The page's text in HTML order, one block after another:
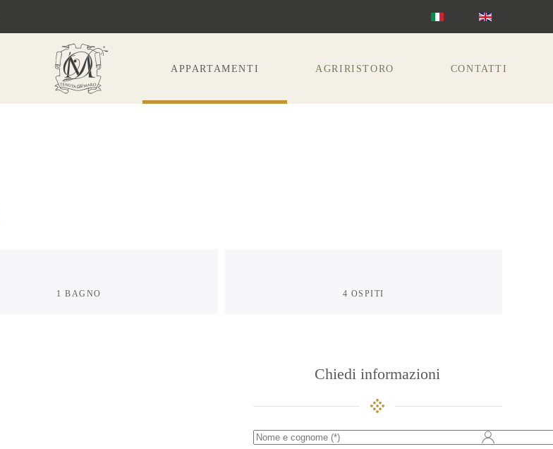
APPARTAMENTI AGRIRISTORO CONTATTI
1 BAGNO 4 OSPITI
Chiedi informazioni